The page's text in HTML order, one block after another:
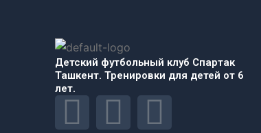
Детский футбольный клуб Спартак
Ташкент. Тренировки для детей от 6
лет.
F
I
T